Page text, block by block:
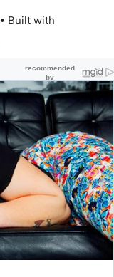
• Built with